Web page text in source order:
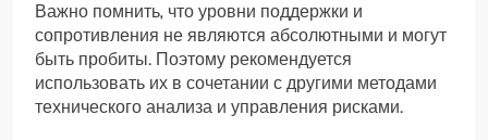
Важно помнить‚ что уровни поддержки и
сопротивления не являются абсолютными и могут
быть пробиты. Поэтому рекомендуется
использовать их в сочетании с другими методами
технического анализа и управления рисками.